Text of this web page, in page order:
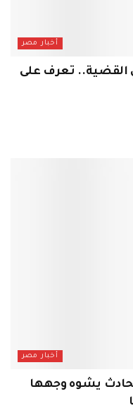
أخبار مصر
القضية.. تعرف على
أخبار مصر
يشوه وجهها